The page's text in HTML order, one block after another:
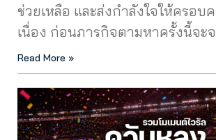
ช่วยเหลือ และส่งกำลังใจให้ครอบ
เนื่อง ก่อนภารกิจตามหาครั้งนี้จะ
Read More »